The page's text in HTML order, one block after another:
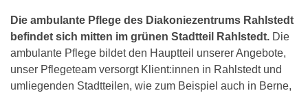
Die ambulante Pflege des Diakoniezentrums Rahlstedt
befindet sich mitten im grünen Stadtteil Rahlstedt. Die
ambulante Pflege bildet den Hauptteil unserer Angebote,
unser Pflegeteam versorgt Klient:innen in Rahlstedt und
umliegenden Stadtteilen, wie zum Beispiel auch in Berne,